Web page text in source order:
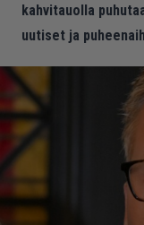
kahvitauolla
uutiset ja